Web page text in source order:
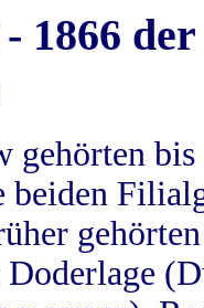
- 1866
gehörten